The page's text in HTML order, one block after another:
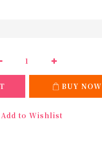
BUY NOW
Add to Wishlist